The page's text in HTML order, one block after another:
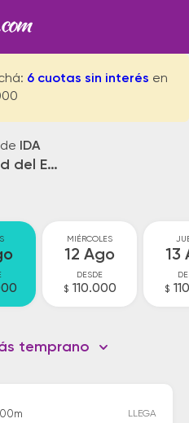
6 cuotas sin interés en
IDA
Ciudad del Este
MIÉRCOLES
12 Ago
DESDE
$ 110.000
13
$
temprano
LLEGA